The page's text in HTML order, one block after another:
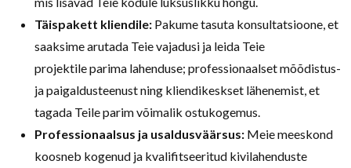
Täispakett kliendile: Pakume tasuta konsultatsioone, et
saaksime arutada Teie vajadusi ja leida Teie
projektile parima lahenduse; professionaalset mõõdistus-
ja paigaldusteenust ning kliendikeskset lähenemist, et
tagada Teile parim võimalik ostukogemus.
Professionaalsus ja usaldusväärsus: Meie meeskond
koosneb kogenud ja kvalifitseeritud kivilahenduste